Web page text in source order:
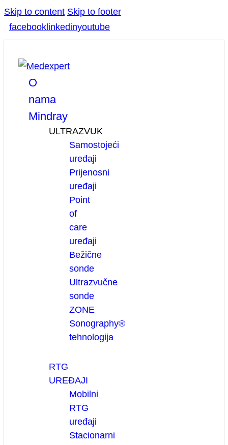
Skip to content Skip to footer
facebook linkedinyoutube
O
nama
Mindray
ULTRAZVUK
Samostojeći
uređaji
Prijenosni
uređaji
Point
of
care
uređaji
Bežične
sonde
Ultrazvučne
sonde
ZONE
Sonography®
tehnologija
RTG
UREĐAJI
Mobilni
RTG
uređaji
Stacionarni